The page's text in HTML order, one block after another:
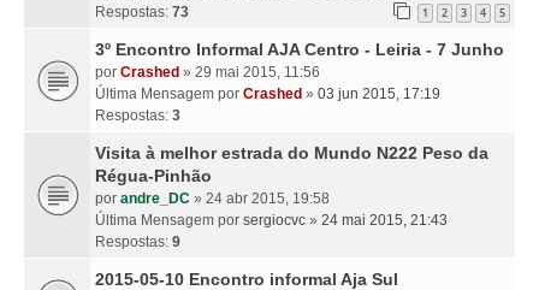
Respostas: 73 1 2 3 4 5
3º Encontro Informal AJA Centro - Leiria - 7 Junho
por Crashed » 29 mai 2015, 11:56
Última Mensagem por Crashed » 03 jun 2015, 17:19
Respostas: 3
Visita à melhor estrada do Mundo N222 Peso da
Régua-Pinhão
por andre_DC » 24 abr 2015, 19:58
Última Mensagem por sergiocvc » 24 mai 2015, 21:43
Respostas: 9
2015-05-10 Encontro informal Aja Sul